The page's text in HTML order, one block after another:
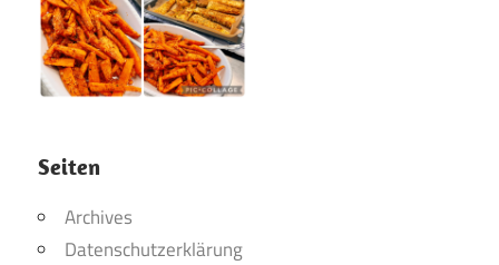
Seiten
Archives
Datenschutzerklärung